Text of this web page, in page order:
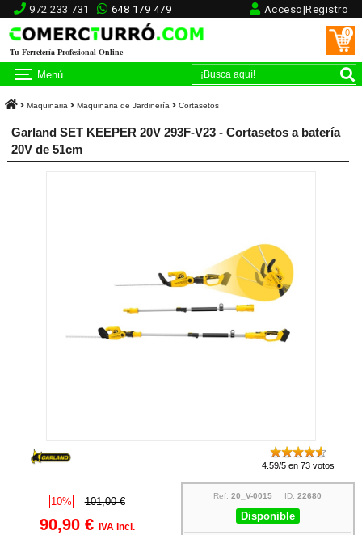
972 233 731 648 179 479 Acceso|Registro
Tu Ferretería Profesional Online
0
Menú
Maquinaria Maquinaria de Jardinería Cortasetos
Garland SET KEEPER 20V 293F-V23 - Cortasetos a batería
20V de 51cm
4.59/5 en 73 votos
10% 101,00 €
90,90 € IVA incl.
Ref:20_V-0015 ID:22680
Disponible